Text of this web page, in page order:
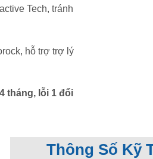
Tech, tránh
hỗ trợ trợ lý
tháng, lỗi 1 đổi
Thông Số Kỹ